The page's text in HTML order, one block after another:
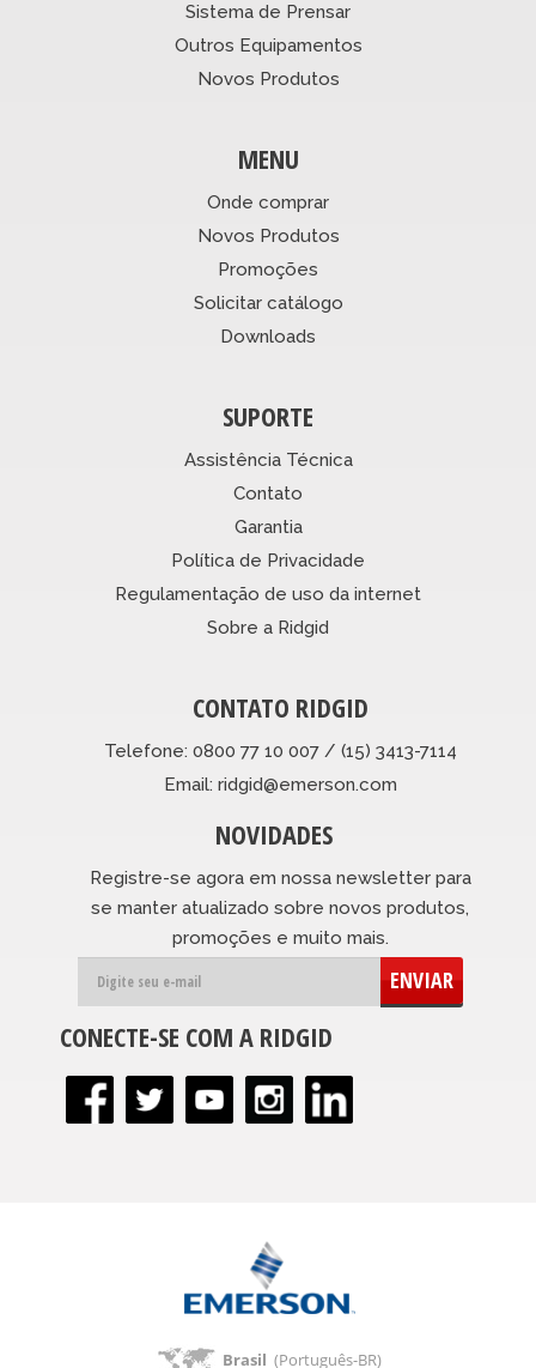
Sistema de Prensar
Outros Equipamentos
Novos Produtos
MENU
Onde comprar
Novos Produtos
Promoções
Solicitar catálogo
Downloads
SUPORTE
Assistência Técnica
Contato
Garantia
Política de Privacidade
Regulamentação de uso da internet
Sobre a Ridgid
CONTATO RIDGID
Telefone: 0800 77 10 007 / (15) 3413-7114
Email: ridgid@emerson.com
NOVIDADES
Registre-se agora em nossa newsletter para
se manter atualizado sobre novos produtos,
promoções e muito mais.
ENVIAR
CONECTE-SE COM A RIDGID
Brasil (Português-BR)